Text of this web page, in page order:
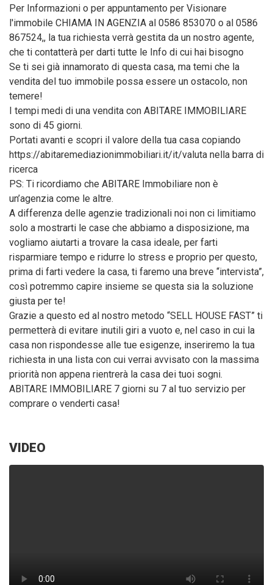
Per Informazioni o per appuntamento per Visionare
l'immobile CHIAMA IN AGENZIA al 0586 853070 o al 0586
867524,, la tua richiesta verrà gestita da un nostro agente,
che ti contatterà per darti tutte le Info di cui hai bisogno
Se ti sei già innamorato di questa casa, ma temi che la
vendita del tuo immobile possa essere un ostacolo, non
temere!
I tempi medi di una vendita con ABITARE IMMOBILIARE
sono di 45 giorni.
Portati avanti e scopri il valore della tua casa copiando
https://abitaremediazionimmobiliari.it/it/valuta nella barra di
ricerca
PS: Ti ricordiamo che ABITARE Immobiliare non è
un’agenzia come le altre.
A differenza delle agenzie tradizionali noi non ci limitiamo
solo a mostrarti le case che abbiamo a disposizione, ma
vogliamo aiutarti a trovare la casa ideale, per farti
risparmiare tempo e ridurre lo stress e proprio per questo,
prima di farti vedere la casa, ti faremo una breve “intervista”,
così potremmo capire insieme se questa sia la soluzione
giusta per te!
Grazie a questo ed al nostro metodo “SELL HOUSE FAST” ti
permetterà di evitare inutili giri a vuoto e, nel caso in cui la
casa non rispondesse alle tue esigenze, inseriremo la tua
richiesta in una lista con cui verrai avvisato con la massima
priorità non appena rientrerà la casa dei tuoi sogni.
ABITARE IMMOBILIARE 7 giorni su 7 al tuo servizio per
comprare o venderti casa!
VIDEO